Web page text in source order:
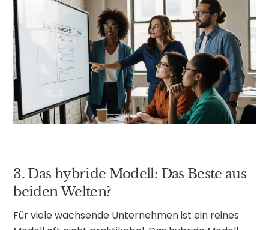
3. Das hybride Modell: Das Beste aus
beiden Welten?
Für viele wachsende Unternehmen ist ein reines